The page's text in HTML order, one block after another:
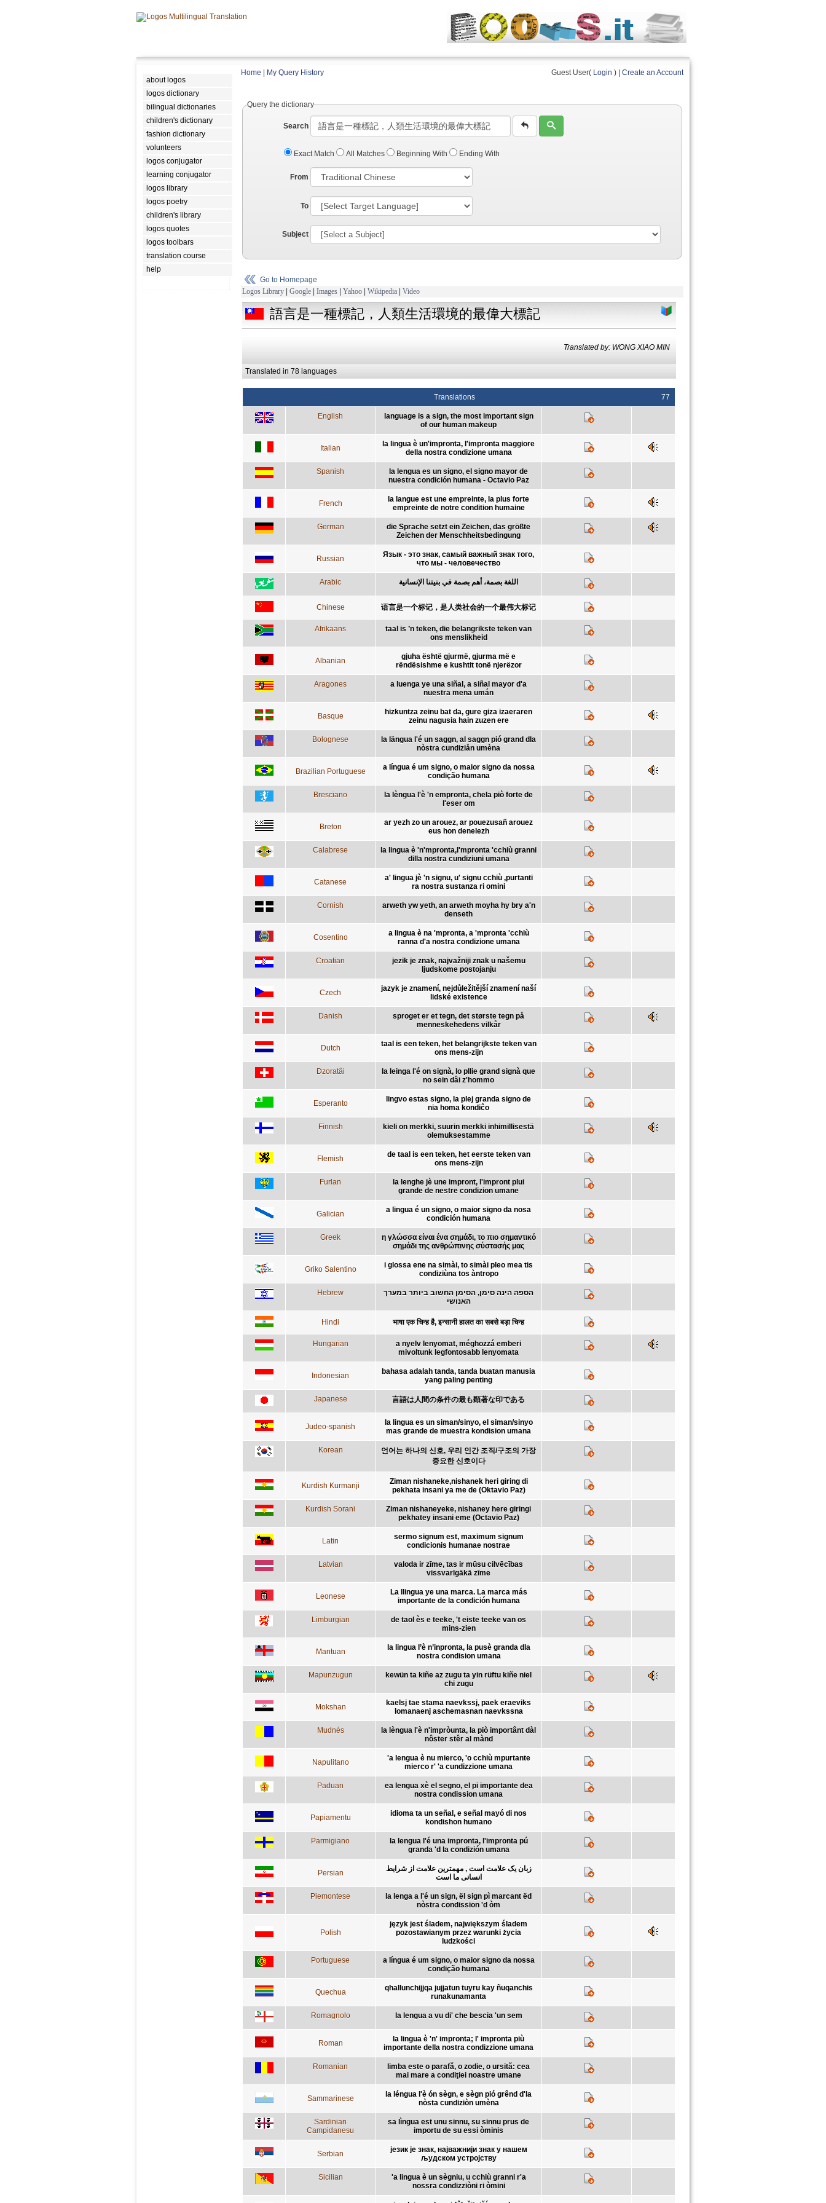
about logos
logos dictionary
bilingual dictionaries
children's dictionary
fashion dictionary
volunteers
logos conjugator
learning conjugator
logos library
logos poetry
children's library
logos quotes
logos toolbars
translation course
help
Home My Query History Guest User( Login ) | Create an Account
Query the dictionary
Search
Exact Match All Matches Beginning With Ending With
From
To
Subject
Go to Homepage
Logos Library | Google | Images | Yahoo | Wikipedia | Video
語言是一種標記，人類生活環境的最偉大標記
Translated by: WONG XIAO MIN
Translated in 78 languages
Translations 77
English
language is a sign, the most important sign
of our human makeup
Italian
la lingua è un'impronta, l'impronta maggiore
della nostra condizione umana
Spanish
la lengua es un signo, el signo mayor de
nuestra condición humana - Octavio Paz
French
la langue est une empreinte, la plus forte
empreinte de notre condition humaine
German
die Sprache setzt ein Zeichen, das größte
Zeichen der Menschheitsbedingung
Russian
Язык - это знак, самый важный знак того,
что мы - человечество
Arabic اللغة بصمة، أهم بصمة في بنيتنا الإنسانية
Chinese 语言是一个标记，是人类社会的一个最伟大标记
Afrikaans
taal is ’n teken, die belangrikste teken van
ons menslikheid
Albanian
gjuha është gjurmë, gjurma më e
rëndësishme e kushtit tonë njerëzor
Aragones
a luenga ye una siñal, a siñal mayor d'a
nuestra mena umán
Basque
hizkuntza zeinu bat da, gure giza izaeraren
zeinu nagusia hain zuzen ere
Bolognese
la längua l'é un saggn, al saggn pió grand dla
nòstra cundiziån umèna
Brazilian Portuguese
a língua é um signo, o maior signo da nossa
condição humana
Bresciano
la lèngua l'è 'n empronta, chela piò forte de
l'eser om
Breton
ar yezh zo un arouez, ar pouezusañ arouez
eus hon denelezh
Calabrese
la lingua è 'n'mpronta,l'mpronta 'cchiù granni
dilla nostra cundiziuni umana
Catanese
a' lingua jè 'n signu, u' signu cchiù ,purtanti
ra nostra sustanza ri omini
Cornish
arweth yw yeth, an arweth moyha hy bry a'n
denseth
Cosentino
a lingua è na 'mpronta, a 'mpronta 'cchiù
ranna d'a nostra condizione umana
Croatian
jezik je znak, najvažniji znak u našemu
ljudskome postojanju
Czech
jazyk je znamení, nejdůležitější znamení naší
lidské existence
Danish
sproget er et tegn, det største tegn på
menneskehedens vilkår
Dutch
taal is een teken, het belangrijkste teken van
ons mens-zijn
Dzoratâi
la leinga l'é on signà, lo pllie grand signà que
no sein dâi z'hommo
Esperanto
lingvo estas signo, la plej granda signo de
nia homa kondiĉo
Finnish
kieli on merkki, suurin merkki inhimillisestä
olemuksestamme
Flemish
de taal is een teken, het eerste teken van
ons mens-zijn
Furlan
la lenghe jè une impront, l'impront plui
grande de nestre condizion umane
Galician
a lingua é un signo, o maior signo da nosa
condición humana
Greek
η γλώσσα είναι ένα σημάδι, το πιο σημαντικό
σημάδι της ανθρώπινης σύστασής μας
Griko Salentino
i glossa ene na simài, to simài pleo mea tis
condiziùna tos àntropo
Hebrew
הספה הינה סימן, הסימן החשוב ביותר במערך
האנושי
Hindi भाषा एक चिन्ह है, इन्सानी हालत का सबसे बड़ा चिन्ह
Hungarian
a nyelv lenyomat, méghozzá emberi
mivoltunk legfontosabb lenyomata
Indonesian
bahasa adalah tanda, tanda buatan manusia
yang paling penting
Japanese 言語は人間の条件の最も顕著な印である
Judeo-spanish
la lingua es un siman/sinyo, el siman/sinyo
mas grande de muestra kondision umana
Korean
언어는 하나의 신호, 우리 인간 조직/구조의 가장
중요한 신호이다
Kurdish Kurmanji
Ziman nishaneke,nishanek heri giring di
pekhata insani ya me de (Oktavio Paz)
Kurdish Sorani
Ziman nishaneyeke, nishaney here giringi
pekhatey insani eme (Octavio Paz)
Latin
sermo signum est, maximum signum
condicionis humanae nostrae
Latvian
valoda ir zīme, tas ir mūsu cilvēcības
vissvarīgākā zīme
Leonese
La llingua ye una marca. La marca más
importante de la condición humana
Limburgian
de taol ès e teeke, 't eiste teeke van os
mins-zien
Mantuan
la lingua l’è n’inpronta, la pusè granda dla
nostra condision umana
Mapunzugun
kewün ta kiñe az zugu ta yin rüftu kiñe niel
chi zugu
Mokshan
kaelsj tae stama naevkssj, paek eraeviks
lomanaenj aschemasnan naevkssna
Mudnés
la lèngua l'è n'impròunta, la piò importânt dàl
nôster stêr al mànd
Napulitano
'a lengua è nu mierco, 'o cchiù mpurtante
mierco r' 'a cundizzione umana
Paduan
ea lengua xè el segno, el pi importante dea
nostra condission umana
Papiamentu
idioma ta un señal, e señal mayó di nos
kondishon humano
Parmigiano
la lengua l'é una impronta, l'impronta pú
granda 'd la condizión umana
Persian
زبان يک علامت است , مهمترين علامت از شرايط
انسانی ما است
Piemontese
la lenga a l'é un sign, ël sign pì marcant ëd
nòstra condission 'd òm
Polish
język jest śladem, największym śladem
pozostawianym przez warunki życia
ludzkości
Portuguese
a língua é um signo, o maior signo da nossa
condição humana
Quechua
qhallunchijjqa jujjatun tuyru kay ñuqanchis
runakunamanta
Romagnolo la lengua a vu di' che bescia 'un sem
Roman
la lingua è 'n' impronta; l' impronta più
importante della nostra condizzione umana
Romanian
limba este o parafă, o zodie, o ursită: cea
mai mare a condiţiei noastre umane
Sammarinese
la léngua l'è ón sègn, e sègn pió grênd d'la
nòsta cundiziòn umèna
Sardinian
Campidanesu
sa lìngua est unu sinnu, su sinnu prus de
importu de su essi òminis
Serbian
језик је знак, најважнији знак у нашем
људском устројству
Sicilian
'a lingua è un sègniu, u cchiù granni r'a
nossra condizziòni ri òmini